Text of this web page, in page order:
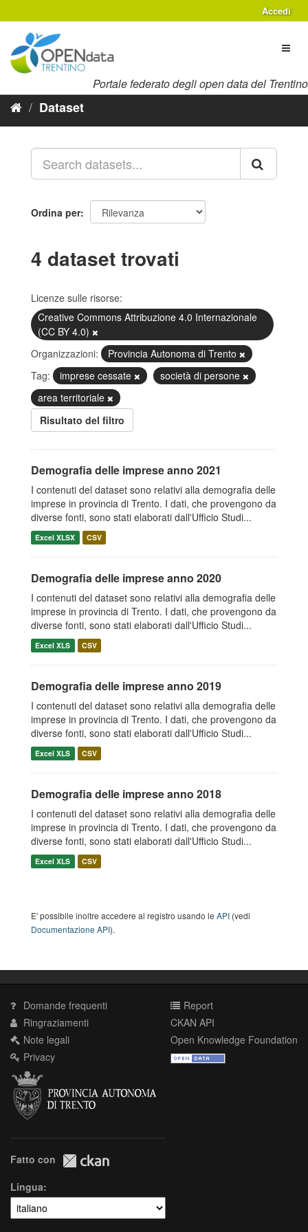
al
contenuto
Accedi
Portale federato degli open data del Trentino
Dataset
Ordina per
4 dataset trovati
Licenze sulle risorse:
Creative Commons Attribuzione 4.0 Internazionale
(CC BY 4.0)
Organizzazioni:
Provincia Autonoma di Trento
Tag:
imprese cessate
società di persone
area territoriale
Risultato del filtro
Demografia delle imprese anno 2021
I contenuti del dataset sono relativi alla demografia delle
imprese in provincia di Trento. I dati, che provengono da
diverse fonti, sono stati elaborati dall'Ufficio Studi...
Excel XLSX CSV
Demografia delle imprese anno 2020
I contenuti del dataset sono relativi alla demografia delle
imprese in provincia di Trento. I dati, che provengono da
diverse fonti, sono stati elaborati dall'Ufficio Studi...
Excel XLS CSV
Demografia delle imprese anno 2019
I contenuti del dataset sono relativi alla demografia delle
imprese in provincia di Trento. I dati, che provengono da
diverse fonti, sono stati elaborati dall'Ufficio Studi...
Excel XLS CSV
Demografia delle imprese anno 2018
I contenuti del dataset sono relativi alla demografia delle
imprese in provincia di Trento. I dati, che provengono da
diverse fonti, sono stati elaborati dall'Ufficio Studi...
Excel XLS CSV
E' possibile inoltre accedere al registro usando le API (vedi
Documentazione API).
Domande frequenti
Ringraziamenti
Note legali
Privacy
Report
CKAN API
Open Knowledge Foundation
Fatto con
Lingua